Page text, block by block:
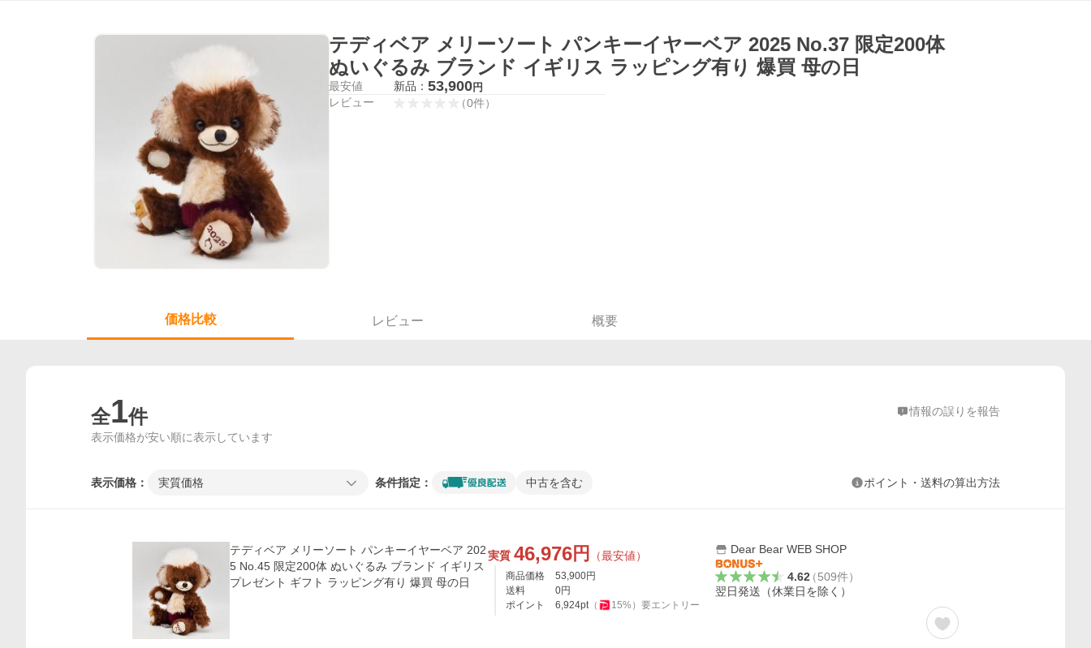
テディベア メリーソート パンキーイヤーベア 2025 No.37 限定200体
ぬいぐるみ ブランド イギリス ラッピング有り 爆買 母の日
最安値 新品： 53,900円
レビュー （0件）
価格比較 レビュー 概要
全1件 情報の誤りを報告
表示価格が安い順に表示しています
表示価格： 実質価格 条件指定： 中古を含む ポイント・送料の算出方法
テディベア メリーソート パンキーイヤーベア 202
5 No.45 限定200体 ぬいぐるみ ブランド イギリス
プレゼント ギフト ラッピング有り 爆買 母の日
実質 46,976円 （最安値）
商品価格 53,900円
送料
0円
ポイント
6,924pt（ 15%） 要エントリー
Dear Bear WEB SHOP
4.62（509件）
翌日発送（休業日を除く）